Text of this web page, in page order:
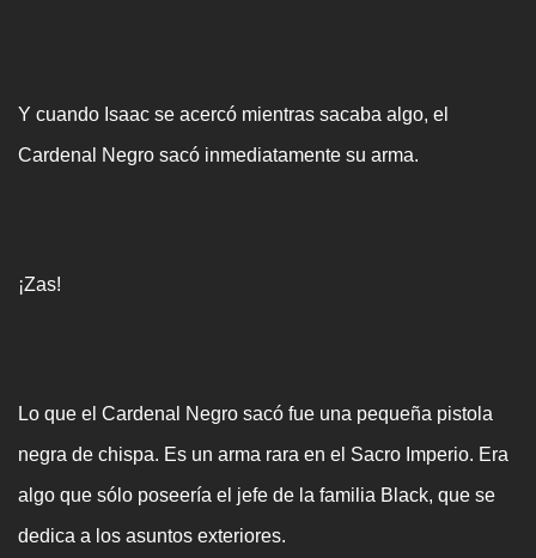
Y cuando Isaac se acercó mientras sacaba algo, el
Cardenal Negro sacó inmediatamente su arma.
¡Zas!
Lo que el Cardenal Negro sacó fue una pequeña pistola
negra de chispa. Es un arma rara en el Sacro Imperio. Era
algo que sólo poseería el jefe de la familia Black, que se
dedica a los asuntos exteriores.